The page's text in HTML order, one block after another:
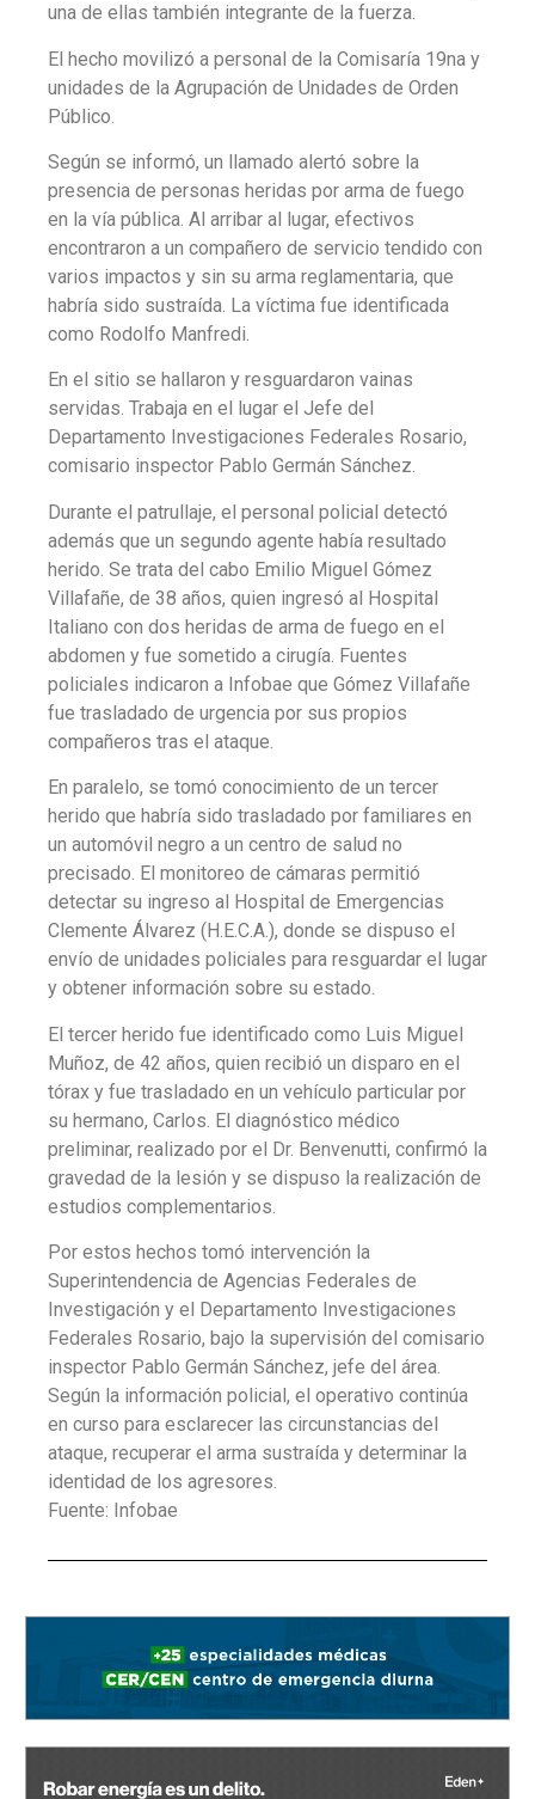
una de ellas también integrante de la fuerza.
El hecho movilizó a personal de la Comisaría 19na y
unidades de la Agrupación de Unidades de Orden
Público.
Según se informó, un llamado alertó sobre la
presencia de personas heridas por arma de fuego
en la vía pública. Al arribar al lugar, efectivos
encontraron a un compañero de servicio tendido con
varios impactos y sin su arma reglamentaria, que
habría sido sustraída. La víctima fue identificada
como Rodolfo Manfredi.
En el sitio se hallaron y resguardaron vainas
servidas. Trabaja en el lugar el Jefe del
Departamento Investigaciones Federales Rosario,
comisario inspector Pablo Germán Sánchez.
Durante el patrullaje, el personal policial detectó
además que un segundo agente había resultado
herido. Se trata del cabo Emilio Miguel Gómez
Villafañe, de 38 años, quien ingresó al Hospital
Italiano con dos heridas de arma de fuego en el
abdomen y fue sometido a cirugía. Fuentes
policiales indicaron a Infobae que Gómez Villafañe
fue trasladado de urgencia por sus propios
compañeros tras el ataque.
En paralelo, se tomó conocimiento de un tercer
herido que habría sido trasladado por familiares en
un automóvil negro a un centro de salud no
precisado. El monitoreo de cámaras permitió
detectar su ingreso al Hospital de Emergencias
Clemente Álvarez (H.E.C.A.), donde se dispuso el
envío de unidades policiales para resguardar el lugar
y obtener información sobre su estado.
El tercer herido fue identificado como Luis Miguel
Muñoz, de 42 años, quien recibió un disparo en el
tórax y fue trasladado en un vehículo particular por
su hermano, Carlos. El diagnóstico médico
preliminar, realizado por el Dr. Benvenutti, confirmó la
gravedad de la lesión y se dispuso la realización de
estudios complementarios.
Por estos hechos tomó intervención la
Superintendencia de Agencias Federales de
Investigación y el Departamento Investigaciones
Federales Rosario, bajo la supervisión del comisario
inspector Pablo Germán Sánchez, jefe del área.
Según la información policial, el operativo continúa
en curso para esclarecer las circunstancias del
ataque, recuperar el arma sustraída y determinar la
identidad de los agresores.
Fuente: Infobae